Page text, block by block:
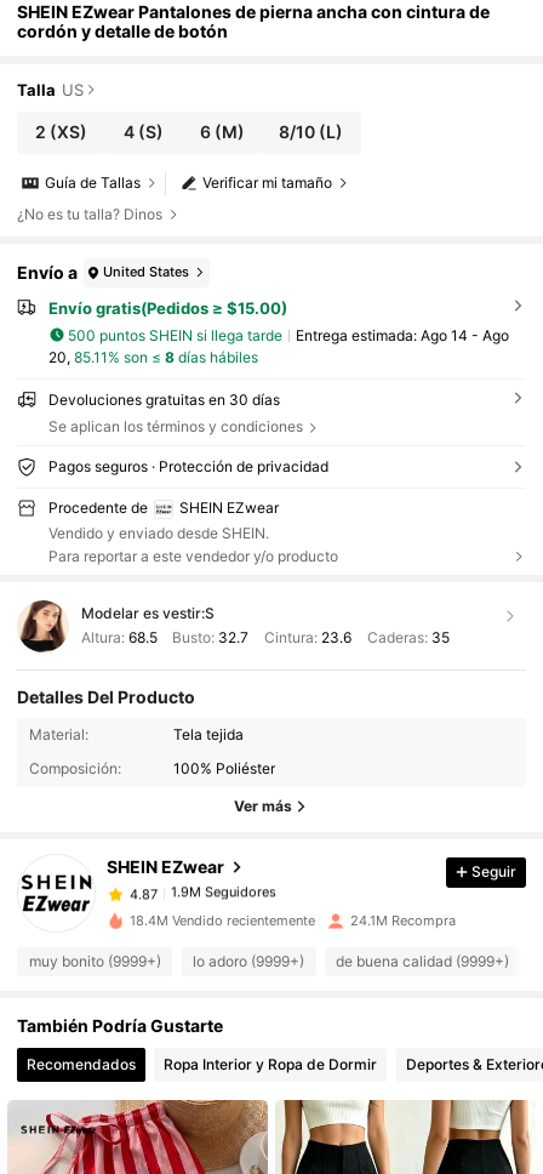
SHEIN EZwear Pantalones de pierna ancha con cintura de
cordón y detalle de botón
Talla US
2 (XS) 4(S) 6(M) 8/10 (L)
Verificar mi tamaño
Guía de Tallas
¿No es tu talla? Dinos
Envío a United States
Envío gratis(Pedidos ≥ $15.00)
500 puntos SHEIN si llega tarde Entrega estimada: Ago 14 - Ago
20, 85.11% son ≤ 8días hábiles
Devoluciones gratuitas en 30 días
Se aplican los términos y condiciones
Pagos seguros · Protección de privacidad
Procedente de
SHEIN EZwear
Vendido y enviado desde SHEIN.
Para reportar a este vendedor y/o producto
Modelar es vestir:S
Altura: 68.5 Busto: 32.7 Cintura: 23.6 Caderas: 35
Detalles Del Producto
Material:
Tela tejida
Composición:
100% Poliéster
Ver más
SHEIN EZwear
1.9M Seguidores
1.9M Seguidores
s***h pagóHace 1 horas
4.87 1.9M Seguidores
4.87 1.9M Seguidores
4.87 1.9M Seguidores
Seguir
18.4M Vendido recientemente 24.1M Recompra
muy bonito (9999+) lo adoro (9999+) de buena calidad (9999+)
También Podría Gustarte
Recomendados Ropa Interior y Ropa de Dormir Deportes &